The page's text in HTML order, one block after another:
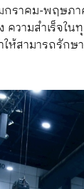
กราคม-พฤษภ
ความสำเร็จ
ให้สามารถรัก